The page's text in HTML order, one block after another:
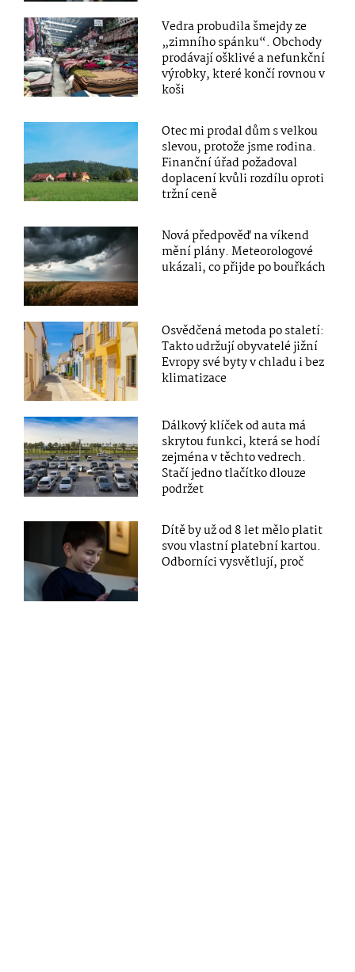
Vedra probudila šmejdy ze
„zimního spánku“. Obchody
prodávají ošklivé a nefunkční
výrobky, které končí rovnou v
koši
Otec mi prodal dům s velkou
slevou, protože jsme rodina.
Finanční úřad požadoval
doplacení kvůli rozdílu oproti
tržní ceně
Nová předpověď na víkend
mění plány. Meteorologové
ukázali, co přijde po bouřkách
Osvědčená metoda po staletí:
Takto udržují obyvatelé jižní
Evropy své byty v chladu i bez
klimatizace
Dálkový klíček od auta má
skrytou funkci, která se hodí
zejména v těchto vedrech.
Stačí jedno tlačítko dlouze
podržet
Dítě by už od 8 let mělo platit
svou vlastní platební kartou.
Odborníci vysvětlují, proč